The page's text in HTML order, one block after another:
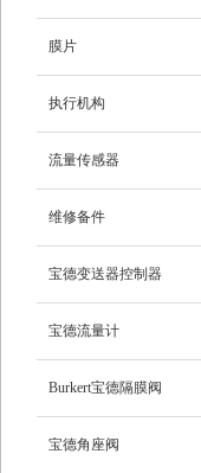
膜片
执行机构
流量传感器
维修备件
宝德变送器控制器
宝德流量计
Burkert宝德隔膜阀
宝德角座阀